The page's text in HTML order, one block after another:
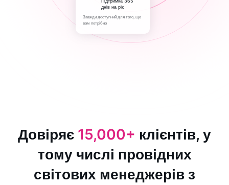
днів на рік
Завжди доступний для того, що
вам потрібно
Довіряє 15,000+ клієнтів, у
тому числі провідних
світових менеджерів з